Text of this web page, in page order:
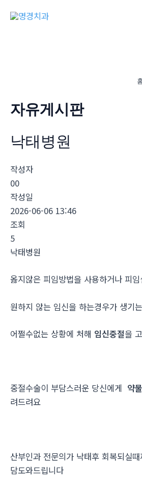
자유게시판
낙­태병원
작성자
00
작성일
2026-06-06 13:46
조회
5
낙­태병원
옳지않은 피임방법을 사용하거나 피
원하지 않는 임신을 하는경우가 생기
어쩔수없는 상황에 처해 임신중절을
중절수술이 부담스러운 당신에게 약
려드려요
산부인과 전문의가 낙태후 회복되실
담도와드립니다